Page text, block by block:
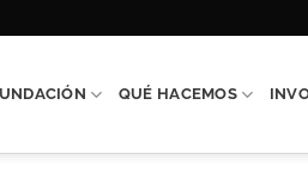
QUÉ HACEMOS